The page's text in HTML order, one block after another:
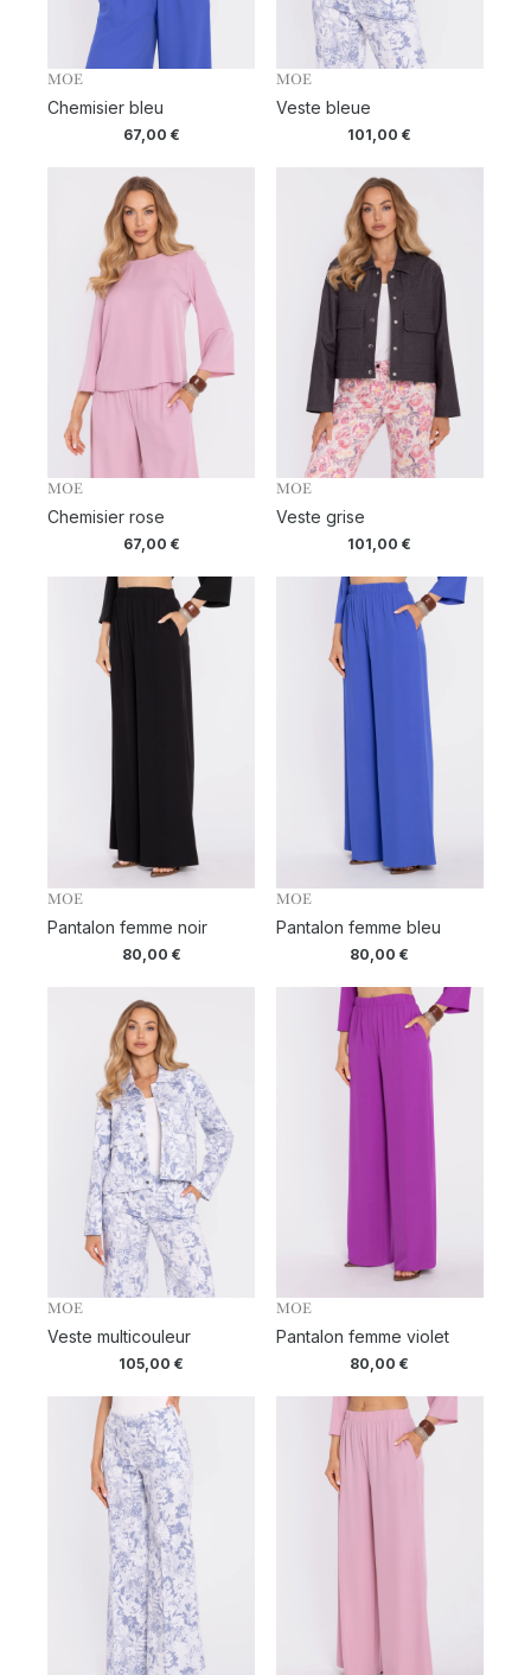
MOE
Chemisier bleu
67,00 €
MOE
Veste bleue
101,00€
MOE
Chemisier rose
67,00 €
MOE
Veste grise
101,00€
MOE
Pantalon femme noir
80,00 €
MOE
Pantalon femme bleu
80,00€
MOE
Veste multicouleur
105,00€
MOE
Pantalon femme violet
80,00€